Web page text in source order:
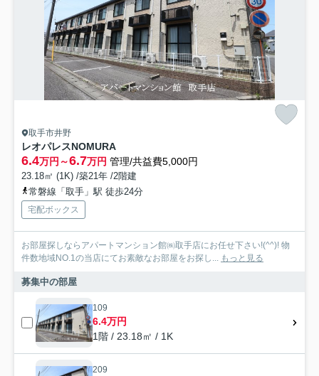
取手市井野
レオパレスNOMURA
6.4万円～6.7万円 管理/共益費5,000円
23.18㎡ (1K) /築21年 /2階建
常磐線「取手」駅 徒歩24分
宅配ボックス
お部屋探しならアパートマンション館㈱取手店にお任せ下さい!(^^)! 物
件数地域NO.1の当店にてお素敵なお部屋をお探し... もっと見る
募集中の部屋
109
6.4万円
1階 / 23.18㎡ / 1K
209